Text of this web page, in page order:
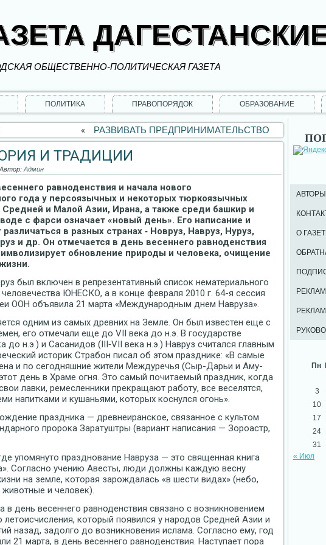
ОБЩЕСТВЕННО-ПОЛИТИЧЕСКАЯ ГАЗЕТА
ПОЛИТИКА ПРАВОПОРЯДОК ОБРАЗОВАНИЕ
« РАЗВИВАТЬ ПРЕДПРИНИМАТЕЛЬСТВО
И ТРАДИЦИИ
Автор: Админ
равноденствия и начала нового
года у персоязычных и некоторых тюркоязычных
Средней и Малой Азии, Ирана, а также среди башкир и
с фарси означает «новый день». Его написание и
в разных странах ‑ Новруз, Навруз, Нуруз,
и др. Он отмечается в день весеннего равноденствия
обновление природы и человека, очищение
был включен в репрезентативный список нематериального
человечества ЮНЕСКО, а в конце февраля 2010 г. 64-я сессия
ООН объявила 21 марта «Международным днем Навруза».
одним из самых древних на Земле. Он был известен еще с
его отмечали еще до VII века до н.э. В государстве
до н.э.) и Сасанидов (III‑VII века н.э.) Навруз считался главным
историк Страбон писал об этом празднике: «В самые
и по сегодняшние жители Междуречья (Сыр-Дарьи и Аму-
день в Храме огня. Это самый почитаемый праздник, когда
лавки, ремесленники прекращают работу, все веселятся,
напитками и кушаньями, которых коснулся огонь».
праздника — древнеиранское, связанное с культом
пророка Заратуштры (вариант написания — Зороастр,
упомянуто празднование Навруза — это священная книга
Согласно учению Авесты, люди должны каждую весну
на земле, которая зарождалась «в шести видах» (небо,
животные и человек).
в день весеннего равноденствия связано с возникновением
летоисчисления, который появился у народов Средней Азии и
назад, задолго до возникновения ислама. Согласно ему, год
21 марта, в день весеннего равноденствия. Наступает пора
АВТОРЫ
О
Пн
3
10
17
24
31
« Июл